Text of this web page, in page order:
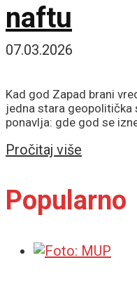
naftu
07.03.2026
Kad god Zapad brani
jedna stara
ponavlja: gde god se
Pročitaj više
Popularno